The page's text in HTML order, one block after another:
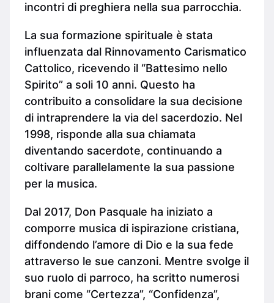
incontri di preghiera nella sua parrocchia.
La sua formazione spirituale è stata
influenzata dal Rinnovamento Carismatico
Cattolico, ricevendo il “Battesimo nello
Spirito” a soli 10 anni. Questo ha
contribuito a consolidare la sua decisione
di intraprendere la via del sacerdozio. Nel
1998, risponde alla sua chiamata
diventando sacerdote, continuando a
coltivare parallelamente la sua passione
per la musica.
Dal 2017, Don Pasquale ha iniziato a
comporre musica di ispirazione cristiana,
diffondendo l’amore di Dio e la sua fede
attraverso le sue canzoni. Mentre svolge il
suo ruolo di parroco, ha scritto numerosi
brani come “Certezza”, “Confidenza”,